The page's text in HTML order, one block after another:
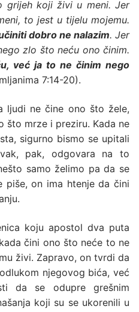
grijeh koji živi u meni. Jer
to jest u tijelu mojemu.
dobro ne nalazim. Jer
zlo što neću ono činim.
već ja to ne činim nego
7:14-20).
ljudi ne čine ono što žele,
što mrze i preziru. Kada ne
sigurno bismo se upitali
pak, odgovara na to
samo želimo pa da se
on ima htenje da čini
koju apostol dva puta
čini ono što neće to ne
živi. Zapravo, on tvrdi da
njegovog bića, već
da se odupre grešnim
koji su se ukorenili u